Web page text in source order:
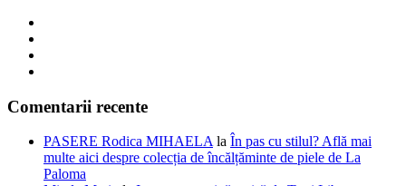
Comentarii recente
PASERE Rodica MIHAELA la În pas cu stilul? Află mai
multe aici despre colecția de încălțăminte de piele de La
Paloma